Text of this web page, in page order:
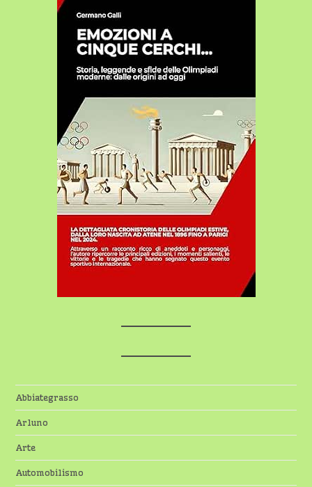
Abbiategrasso
Arluno
Arte
Automobilismo